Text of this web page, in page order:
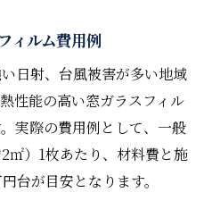
の両立による費用効果
実現する断熱フィルム
きたい施工の流れとは
断熱施工前の準備ポイン
断熱フィルム施工手順
ィルム費用例
日射、台風被害が多い地域
性能の高い窓ガラスフィル
実際の費用例として、一般
㎡）1枚あたり、材料費と施
台が目安となります。